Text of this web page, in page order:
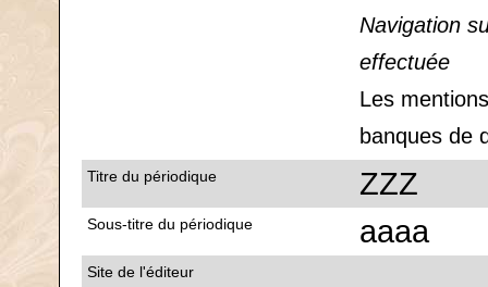
Navigation
effectuée
Les
banques de
Titre du périodique ZZZ
Sous-titre du périodique aaaa
Site de l'éditeur